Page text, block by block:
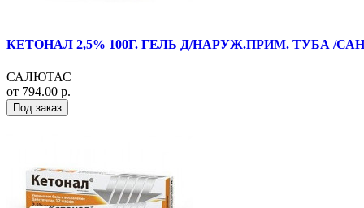
КЕТОНАЛ 2,5% 100Г. ГЕЛЬ Д/НАРУЖ.ПРИМ. ТУБА /
САЛЮТАС
от 794.00 р.
Под заказ